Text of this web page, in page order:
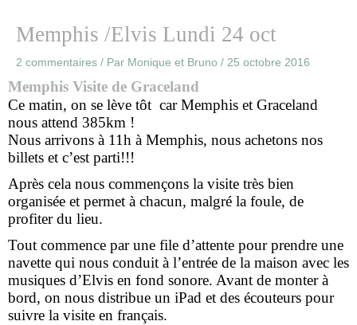
Memphis /Elvis Lundi 24 oct
2 commentaires / Par Monique et Bruno / 25 octobre 2016
Memphis Visite de Graceland
Ce matin, on se lève tôt car Memphis et Graceland
nous attend 385km !
Nous arrivons à 11h à Memphis, nous achetons nos
billets et c’est parti!!!
Après cela nous commençons la visite très bien
organisée et permet à chacun, malgré la foule, de
profiter du lieu.
Tout commence par une file d’attente pour prendre une
navette qui nous conduit à l’entrée de la maison avec les
musiques d’Elvis en fond sonore. Avant de monter à
bord, on nous distribue un iPad et des écouteurs pour
suivre la visite en français.